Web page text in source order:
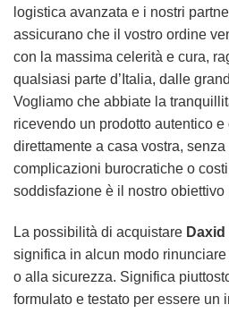
logistica avanzata e i nostri
assicurano che il vostro ordine
con la massima celerità e cura,
qualsiasi parte d’Italia, dalle
Vogliamo che abbiate la
ricevendo un prodotto autentico
direttamente a casa vostra,
complicazioni burocratiche o
soddisfazione è il nostro obiettivo
La possibilità di acquistare Daxid
significa in alcun modo
o alla sicurezza. Significa
formulato e testato per essere un